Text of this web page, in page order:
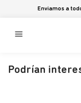
Enviamos a
Podrían